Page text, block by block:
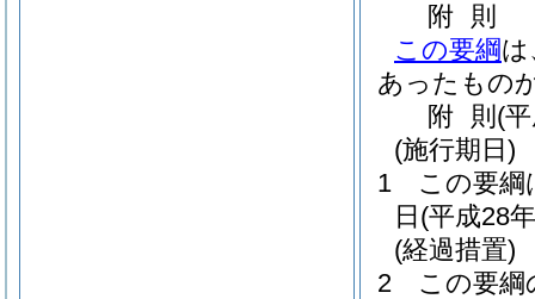
附 則
この要綱は
あったもの
附 則 (
(施行期日)
1
この要綱
日 (平成28
(経過措置)
2
この要綱